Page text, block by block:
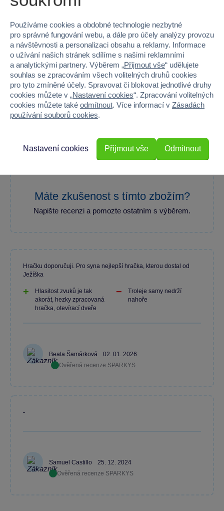
Baterie produktu - vyžaduje Ano
Baterie produktu - součást balení Ne
90 %
Průměr z 2 hodnocení
100 % zákazníků doporučuje
Máte zkušenost s tímto zbožím?
Napište recenzi a pomozte ostatním s výběrem.
Beata Šamárková
02. 01. 2026
Ověřená recenze SPARKYS
Hračku doporučuji. Pro syna nejlepší hračka, kterou dostal od
Ježíška
Hlasitost zvuků je tak
akorát, hezky zpracovaná
hračka, otevírací dveře
Troleje samy nedrží
nahoře
Samuel Castillo
25. 12. 2024
Ověřená recenze SPARKYS
-
Používáme cookies a obdobné technologie nezbytné
pro správné fungování webu, a dále pro účely analýzy provozu
a návštěvnosti a personalizaci obsahu a reklamy. Informace
o užívání našich stránek sdílíme s našimi reklamními
a analytickými partnery. Výběrem „Přijmout vše“ udělujete
souhlas se zpracováním všech volitelných druhů cookies
pro tyto zmíněné účely. Spravovat či blokovat jednotlivé druhy
cookies můžete v „Nastavení cookies“. Zpracování volitelných
cookies můžete také odmítnout. Více informací v Zásadách
používání souborů cookies.
Odmítnout
Nastavení cookies Přijmout vše